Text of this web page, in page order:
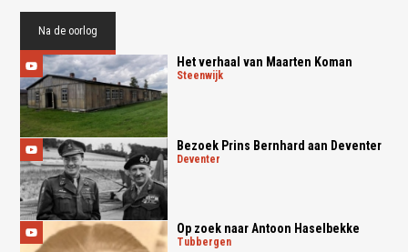
Na de oorlog
Het verhaal van Maarten Koman
steenwijk
Bezoek Prins Bernhard aan Deventer
deventer
Op zoek naar Antoon Haselbekke
tubbergen